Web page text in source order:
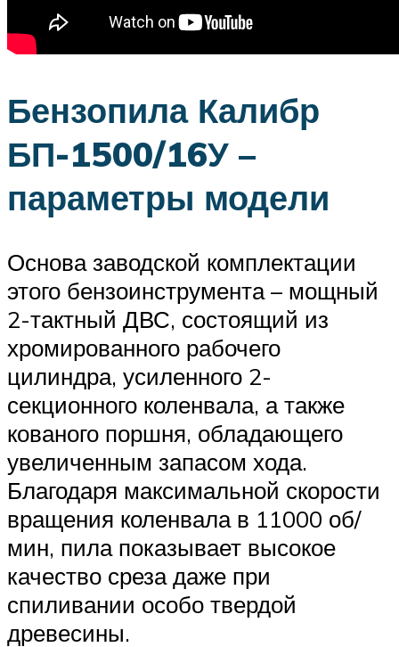
Бензопила Калибр
БП-1500/16У –
параметры модели
Основа заводской комплектации
этого бензоинструмента – мощный
2-тактный ДВС, состоящий из
хромированного рабочего
цилиндра, усиленного 2-
секционного коленвала, а также
кованого поршня, обладающего
увеличенным запасом хода.
Благодаря максимальной скорости
вращения коленвала в 11000 об/
мин, пила показывает высокое
качество среза даже при
спиливании особо твердой
древесины.